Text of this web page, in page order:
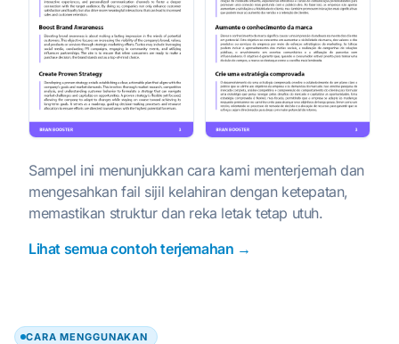
Sampel ini menunjukkan cara kami menterjemah dan
mengesahkan fail sijil kelahiran dengan ketepatan,
memastikan struktur dan reka letak tetap utuh.
Lihat semua contoh terjemahan →
CARA MENGGUNAKAN